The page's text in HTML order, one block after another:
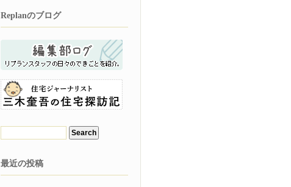
Replanのブログ
最近の投稿